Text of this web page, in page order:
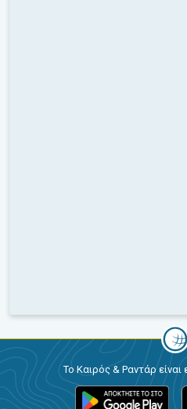
Το Καιρός & Ραντάρ είναι